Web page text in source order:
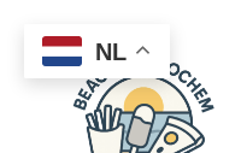
naar
NL